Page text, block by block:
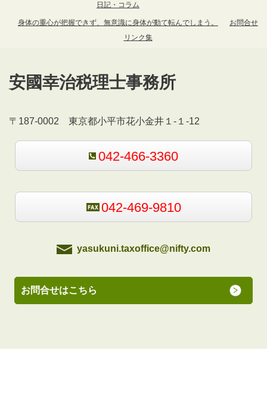
日記・コラム
身体の重心が把握できず、無意識に身体が動て転んでしまう。
お問合せ
リンク集
安國幸治税理士事務所
〒187-0002 東京都小平市花小金井１-１-12
042-466-3360
042-469-9810
yasukuni.taxoffice@nifty.com
お問合せはこちら